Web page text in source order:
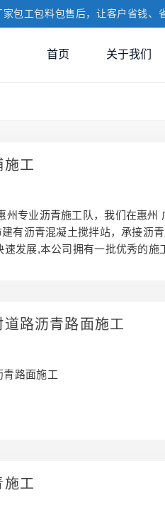
包工包料包售后，让客户省钱、
首页 关于我们
施工
州专业沥青施工队，我们在惠州
有沥青混凝土搅拌站，承接沥
速发展,本公司拥有一批优秀的施
路沥青路面施工
青路面施工
施工